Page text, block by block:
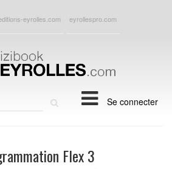
eyrolles.com eyrollespro.com
Se connecter
Flex 3